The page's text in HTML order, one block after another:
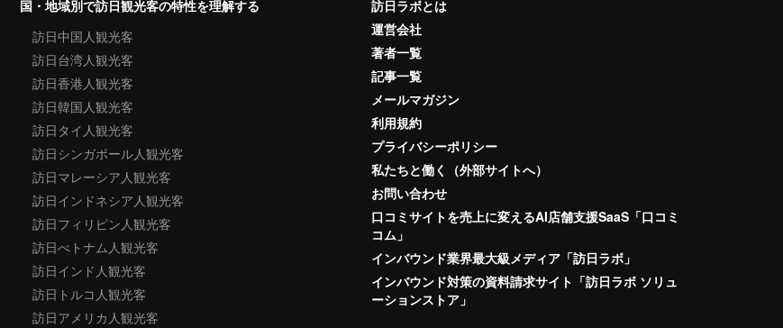
国・地域別で訪日観光客の特性を理解する
訪日中国人観光客
訪日台湾人観光客
訪日香港人観光客
訪日韓国人観光客
訪日タイ人観光客
訪日シンガポール人観光客
訪日マレーシア人観光客
訪日インドネシア人観光客
訪日フィリピン人観光客
訪日べトナム人観光客
訪日インド人観光客
訪日トルコ人観光客
訪日アメリカ人観光客
訪日ラボとは
運営会社
著者一覧
記事一覧
メールマガジン
利用規約
プライバシーポリシー
私たちと働く（外部サイトへ）
お問い合わせ
口コミサイトを売上に変えるAI店舗支援SaaS「口コミ
コム」
インバウンド業界最大級メディア「訪日ラボ」
インバウンド対策の資料請求サイト「訪日ラボ ソリュ
ーションストア」